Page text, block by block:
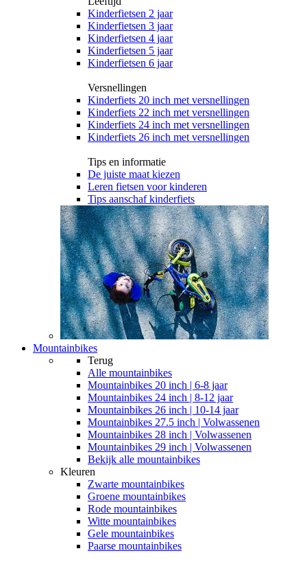
Kinderfietsen 2 jaar
Kinderfietsen 3 jaar
Kinderfietsen 4 jaar
Kinderfietsen 5 jaar
Kinderfietsen 6 jaar
Versnellingen
Kinderfiets 20 inch met versnellingen
Kinderfiets 22 inch met versnellingen
Kinderfiets 24 inch met versnellingen
Kinderfiets 26 inch met versnellingen
Tips en informatie
De juiste maat kiezen
Leren fietsen voor kinderen
Tips aanschaf kinderfiets
Mountainbikes
Terug
Alle mountainbikes
Mountainbikes 20 inch | 6-8 jaar
Mountainbikes 24 inch | 8-12 jaar
Mountainbikes 26 inch | 10-14 jaar
Mountainbikes 27.5 inch | Volwassenen
Mountainbikes 28 inch | Volwassenen
Mountainbikes 29 inch | Volwassenen
Bekijk alle mountainbikes
Kleuren
Zwarte mountainbikes
Groene mountainbikes
Rode mountainbikes
Witte mountainbikes
Gele mountainbikes
Paarse mountainbikes